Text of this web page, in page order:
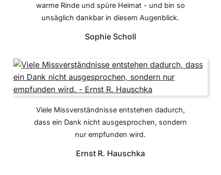
warme Rinde und spüre Heimat - und bin so
unsäglich dankbar in diesem Augenblick.
Sophie Scholl
Viele Missverständnisse entstehen dadurch,
dass ein Dank nicht ausgesprochen, sondern
nur empfunden wird.
Ernst R. Hauschka